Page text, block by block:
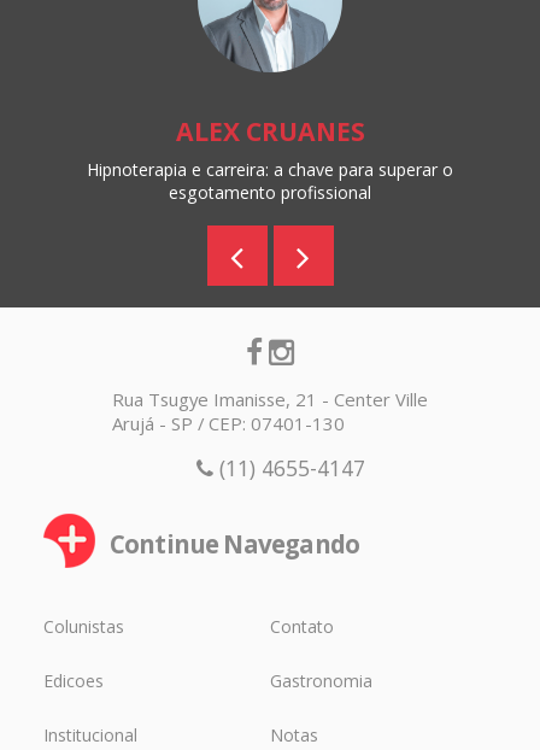
ALEX CRUANES
Hipnoterapia e carreira: a chave para superar o
esgotamento profissional
Rua Tsugye Imanisse, 21 - Center Ville
Arujá - SP / CEP: 07401-130
(11) 4655-4147
Continue Navegando
Colunistas Contato
Edicoes Gastronomia
Institucional Notas